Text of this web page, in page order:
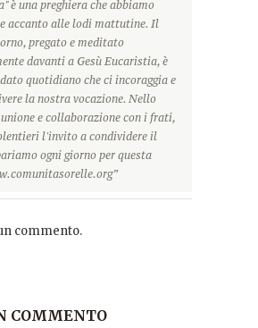
è una preghiera che abbiamo
accanto alle lodi mattutine. Il
pregato e meditato
davanti a Gesù Eucaristia, è
quotidiano che ci incoraggia e
la nostra vocazione. Nello
e collaborazione con i frati,
l'invito a condividere il
ogni giorno per questa
commento.
COMMENTO